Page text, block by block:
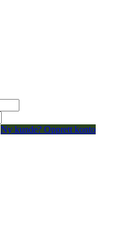
Ny kunde? Opprett konto